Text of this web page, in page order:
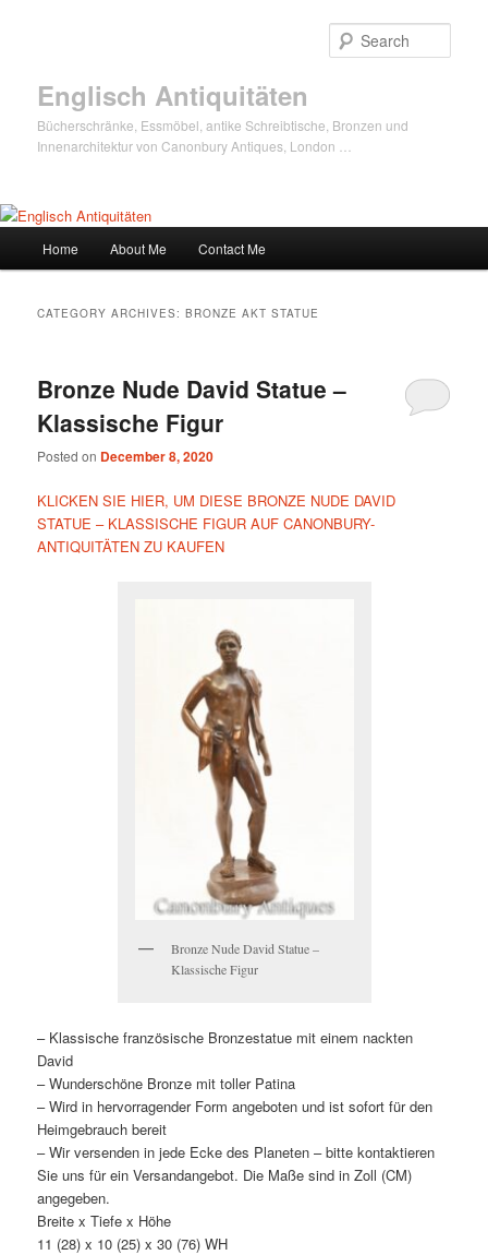
Englisch Antiquitäten
Bücherschränke, Essmöbel, antike Schreibtische, Bronzen und
Innenarchitektur von Canonbury Antiques, London …
Skip
content
Skip
content
Home About Me Contact Me
CATEGORY ARCHIVES:BRONZE AKT STATUE
Bronze Nude David Statue –
Klassische Figur
Posted on December 8, 2020
KLICKEN SIE HIER, UM DIESE BRONZE NUDE DAVID
STATUE – KLASSISCHE FIGUR AUF CANONBURY-
ANTIQUITÄTEN ZU KAUFEN
Bronze Nude David Statue –
Klassische Figur
– Klassische französische Bronzestatue mit einem nackten
David
– Wunderschöne Bronze mit toller Patina
– Wird in hervorragender Form angeboten und ist sofort für den
Heimgebrauch bereit
– Wir versenden in jede Ecke des Planeten – bitte kontaktieren
Sie uns für ein Versandangebot. Die Maße sind in Zoll (CM)
angegeben.
Breite x Tiefe x Höhe
11 (28) x 10 (25) x 30 (76) WH